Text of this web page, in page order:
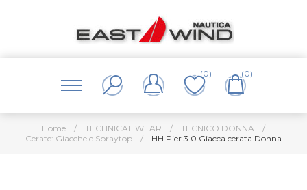
(0) (0)
Home / TECHNICAL WEAR / TECNICO DONNA
/
Cerate: Giacche e Spraytop
/ HH Pier 3.0 Giacca cerata Donna